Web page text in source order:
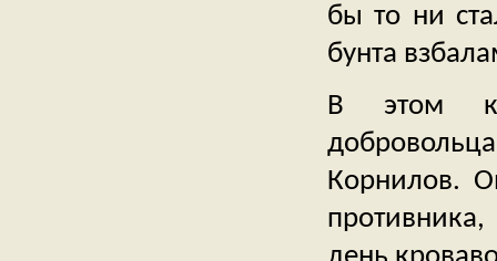
бы то ни
бунта
В этом
Корнилов.